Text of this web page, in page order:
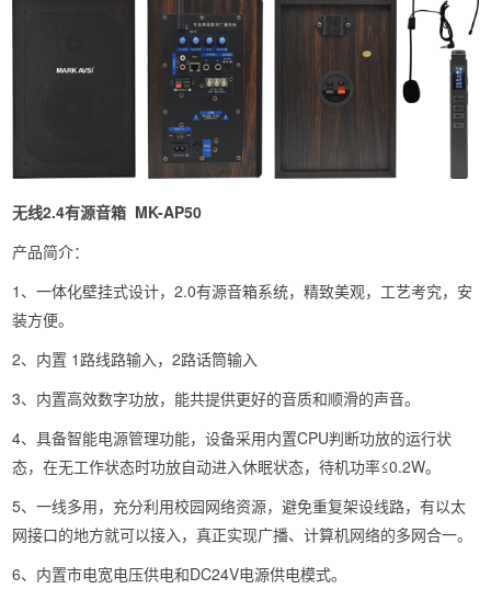
无线2.4有源音箱 MK-AP50
产品简介：
1、一体化壁挂式设计，2.0有源音箱系统，精致美观，工艺考究，安
装方便。
2、内置 1路线路输入，2路话筒输入
3、内置高效数字功放，能共提供更好的音质和顺滑的声音。
4、具备智能电源管理功能，设备采用内置CPU判断功放的运行状
态，在无工作状态时功放自动进入休眠状态，待机功率≤0.2W。
5、一线多用，充分利用校园网络资源，避免重复架设线路，有以太
网接口的地方就可以接入，真正实现广播、计算机网络的多网合一。
6、内置市电宽电压供电和DC24V电源供电模式。